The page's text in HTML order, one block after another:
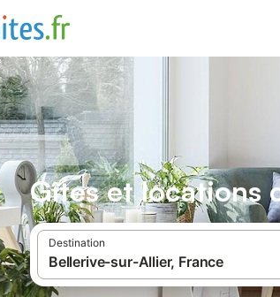
Gîtes et locations
Destination